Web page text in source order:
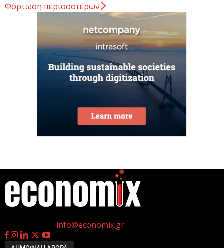
Σταύρος Καλαφάτης: «Έχουμε δημιουργήσει 20.000
νέες θέσεις εργασίας υψηλής εξειδίκευσης τα
τελευταία επτά χρόνια...
7 Αυγούστου 2026
Θεσσαλονίκη: Οι αλλαγές στις λεωφορειακές
γραμμές που θα ισχύσουν με τη λειτουργία της
«Γιατί οι Τούρκοι συρρέουν στα ελληνικά νησιά;»
7 Αυγούστου 2026
Αναρτήθηκε o διαγωνισμός για την ανάπλαση της
Φόρτωση περισσοτέρων
info@economix.gr